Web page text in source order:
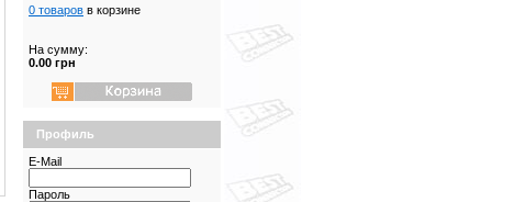
0 товаров в корзине
На сумму:
0.00 грн
Профиль
E-Mail
Пароль